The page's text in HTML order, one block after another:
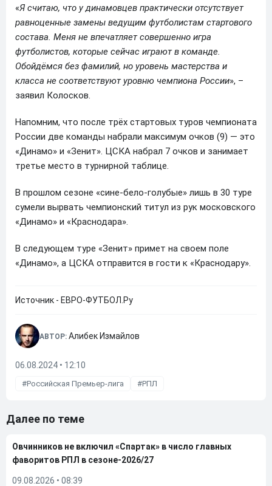
«Я считаю, что у динамовцев практически отсутствует
равноценные замены ведущим футболистам стартового
состава. Меня не впечатляет совершенно игра
футболистов, которые сейчас играют в команде.
Обойдёмся без фамилий, но уровень мастерства и
класса не соответствуют уровню чемпиона России», –
заявил Колосков.
Напомним, что после трёх стартовых туров чемпионата
России две команды набрали максимум очков (9) — это
«Динамо» и «Зенит». ЦСКА набрал 7 очков и занимает
третье место в турнирной таблице.
В прошлом сезоне «сине-бело-голубые» лишь в 30 туре
сумели вырвать чемпионский титул из рук московского
«Динамо» и «Краснодара».
В следующем туре «Зенит» примет на своем поле
«Динамо», а ЦСКА отправится в гости к «Краснодару».
Источник - ЕВРО-ФУТБОЛ.Ру
АВТОР: Алибек Измайлов
06.08.2024 • 12:10
Российская Премьер-лига РПЛ
Далее по теме
Овчинников не включил «Спартак» в число главных
фаворитов РПЛ в сезоне-2026/27
09.08.2026 • 08:39